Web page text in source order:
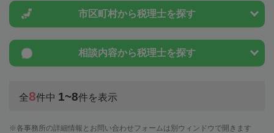
市区町村から税理士を探す
相談内容から税理士を探す
全8件中 1~8件を表示
各事務所の詳細情報とお問い合わせフォームは別ウィンドウで開きます